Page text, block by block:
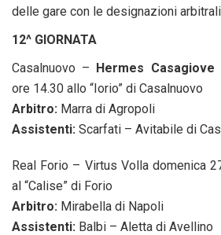
delle gare con le designazioni
12^ GIORNATA
Casalnuovo – Hermes Casagiove
ore 14.30 allo “Iorio” di Casalnuovo
Arbitro: Marra di Agropoli
Assistenti: Scarfati – Avitabile di
Real Forio – Virtus Volla domenica
al “Calise” di Forio
Arbitro: Mirabella di Napoli
Assistenti: Balbi – Aletta di Avellino